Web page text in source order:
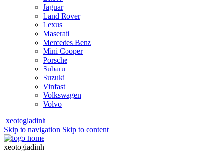
Jaguar
Land Rover
Lexus
Maserati
Mercedes Benz
Mini Cooper
Porsche
Subaru
Suzuki
Vinfast
Volkswagen
Volvo
xeotogiadinh
Skip to navigation Skip to content
xeotogiadinh